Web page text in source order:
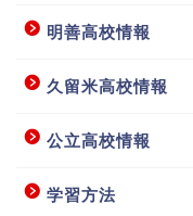
明善高校情報
久留米高校情報
公立高校情報
学習方法